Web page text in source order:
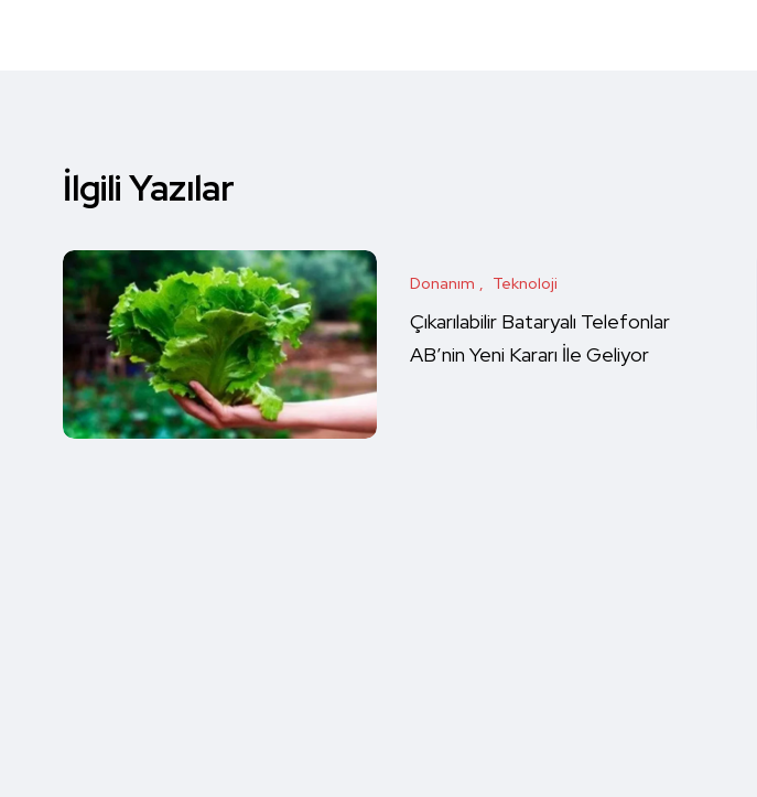
İlgili Yazılar
Donanım Teknoloji
Çıkarılabilir Bataryalı Telefonlar
AB’nin Yeni Kararı İle Geliyor